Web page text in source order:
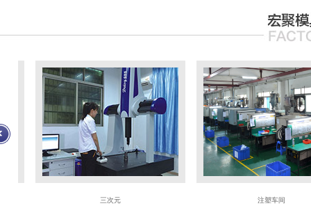
注塑车间